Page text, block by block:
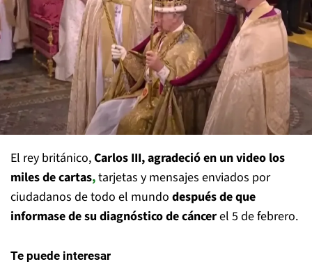
El rey británico,Carlos III, agradeció en un video los
miles de cartas,tarjetas y mensajes enviados por
ciudadanos de todo el mundo después de que
informase de su diagnóstico de cáncerel 5 de febrero.
Te puede interesar